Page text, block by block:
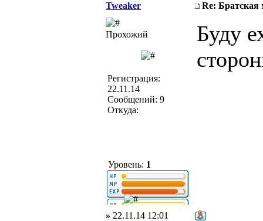
Tweaker Re: Братская
Прохожий
Регистрация:
22.11.14
Сообщений: 9
Откуда:
Уровень: 1
Буду
» 22.11.14 12:01